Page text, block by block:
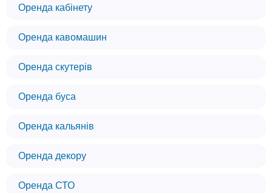
Оренда кабінету
Оренда кавомашин
Оренда скутерів
Оренда буса
Оренда кальянів
Оренда декору
Оренда СТО